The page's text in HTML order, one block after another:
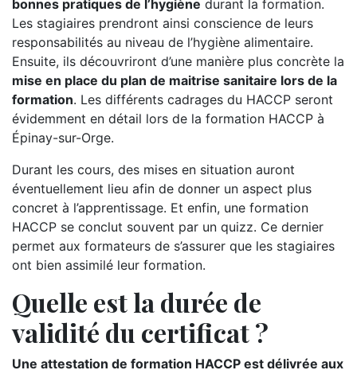
bonnes pratiques de l’hygiène durant la formation.
Les stagiaires prendront ainsi conscience de leurs
responsabilités au niveau de l’hygiène alimentaire.
Ensuite, ils découvriront d’une manière plus concrète la
mise en place du plan de maitrise sanitaire lors de la
formation. Les différents cadrages du HACCP seront
évidemment en détail lors de la formation HACCP à
Épinay-sur-Orge.
Durant les cours, des mises en situation auront
éventuellement lieu afin de donner un aspect plus
concret à l’apprentissage. Et enfin, une formation
HACCP se conclut souvent par un quizz. Ce dernier
permet aux formateurs de s’assurer que les stagiaires
ont bien assimilé leur formation.
Quelle est la durée de
validité du certificat ?
Une attestation de formation HACCP est délivrée aux